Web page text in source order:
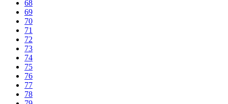
68
69
70
71
72
73
74
75
76
77
78